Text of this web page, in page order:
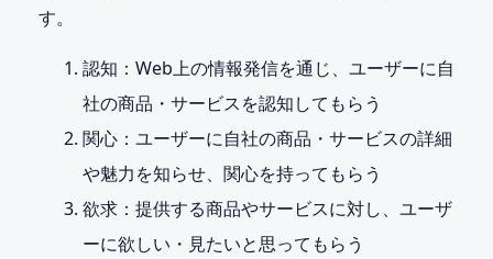
す。
認知：Web上の情報発信を通じ、ユーザーに自
社の商品・サービスを認知してもらう
関心：ユーザーに自社の商品・サービスの詳細
や魅力を知らせ、関心を持ってもらう
欲求：提供する商品やサービスに対し、ユーザ
ーに欲しい・見たいと思ってもらう